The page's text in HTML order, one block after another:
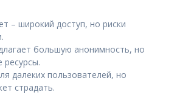
– широкий доступ, но риски
большую анонимность, но
ресурсы.
далеких пользователей, но
страдать.